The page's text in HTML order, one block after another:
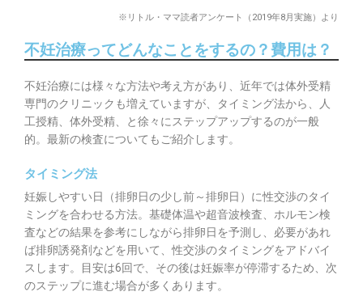
※リトル・ママ読者アンケート（2019年8月実施）より
不妊治療ってどんなことをするの？費用は？
不妊治療には様々な方法や考え方があり、近年では体外受精
専門のクリニックも増えていますが、タイミング法から、人
工授精、体外受精、と徐々にステップアップするのが一般
的。最新の検査についてもご紹介します。
タイミング法
妊娠しやすい日（排卵日の少し前～排卵日）に性交渉のタイ
ミングを合わせる方法。基礎体温や超音波検査、ホルモン検
査などの結果を参考にしながら排卵日を予測し、必要があれ
ば排卵誘発剤などを用いて、性交渉のタイミングをアドバイ
スします。目安は6回で、その後は妊娠率が停滞するため、次
のステップに進む場合が多くあります。